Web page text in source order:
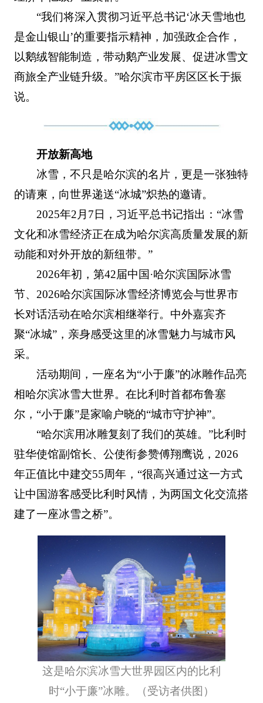
“我们将深入贯彻习近平总书记‘冰天雪地也
是金山银山’的重要指示精神，加强政企合作，
以鹅绒智能制造，带动鹅产业发展、促进冰雪文
商旅全产业链升级。”哈尔滨市平房区区长于振
说。
开放新高地
冰雪，不只是哈尔滨的名片，更是一张独特
的请柬，向世界递送“冰城”炽热的邀请。
2025年2月7日，习近平总书记指出：“冰雪
文化和冰雪经济正在成为哈尔滨高质量发展的新
动能和对外开放的新纽带。”
2026年初，第42届中国·哈尔滨国际冰雪
节、2026哈尔滨国际冰雪经济博览会与世界市
长对话活动在哈尔滨相继举行。中外嘉宾齐
聚“冰城”，亲身感受这里的冰雪魅力与城市风
采。
活动期间，一座名为“小于廉”的冰雕作品亮
相哈尔滨冰雪大世界。在比利时首都布鲁塞
尔，“小于廉”是家喻户晓的“城市守护神”。
“哈尔滨用冰雕复刻了我们的英雄。”比利时
驻华使馆副馆长、公使衔参赞傅翔鹰说，2026
年正值比中建交55周年，“很高兴通过这一方式
让中国游客感受比利时风情，为两国文化交流搭
建了一座冰雪之桥”。
这是哈尔滨冰雪大世界园区内的比利
时“小于廉”冰雕。（受访者供图）